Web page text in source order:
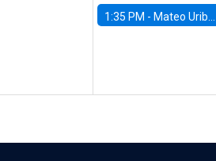
1:35 PM - Mateo Uribe-Castro, Universidad de los Andes (Colombia)